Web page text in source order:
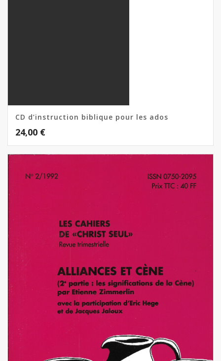
CD d’instruction biblique pour les ados
24,00 €